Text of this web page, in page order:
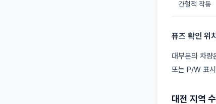
간헐적 작동
퓨즈 확인 위치
대부분의 차
또는 P/W 표
대전 지역